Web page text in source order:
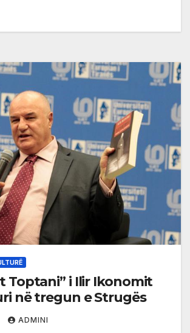
Toptani” i Ilir Ikonomit
në tregun e Strugës
ADMINI